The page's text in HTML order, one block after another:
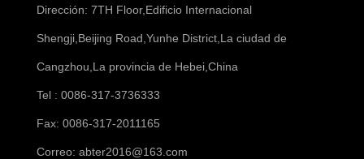
Dirección: 7TH Floor,Edificio Internacional
Shengji,Beijing Road,Yunhe District,La ciudad de
Cangzhou,La provincia de Hebei,China
Tel : 0086-317-3736333
Fax: 0086-317-2011165
Correo: abter2016@163.com